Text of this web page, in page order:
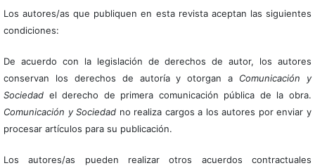
Los autores/as que publiquen en esta revista aceptan las siguientes
condiciones:
De acuerdo con la legislación de derechos de autor, los autores
conservan los derechos de autoría y otorgan a Comunicación y
Sociedadel derecho de primera comunicación pública de la obra.
Comunicación y Sociedad no realiza cargos a los autores por enviar y
procesar artículos para su publicación.
Los autores/as pueden realizar otros acuerdos contractuales